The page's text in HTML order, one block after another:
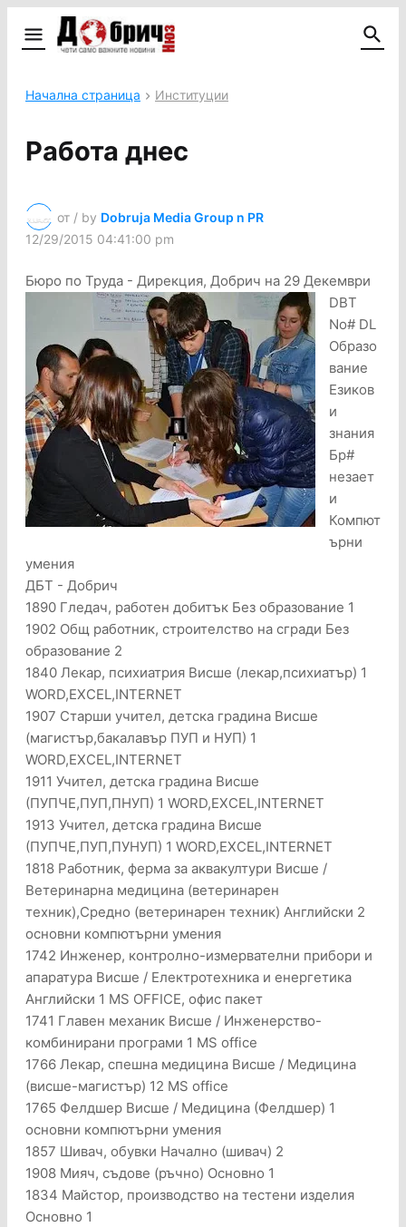
Начална страница Институции
Работа днес
от / by Dobruja Media Group n PR
12/29/2015 04:41:00 pm
Бюро по Труда - Дирекция, Добрич на 29 Декември
DBT
No# DL
Образо
вание
Езиков
и
знания
Бр#
незает
и
Компют
ърни
умения
ДБТ - Добрич
1890 Гледач, работен добитък Без образование 1
1902 Общ работник, строителство на сгради Без
образование 2
1840 Лекар, психиатрия Висше (лекар,психиатър) 1
WORD,EXCEL,INTERNET
1907 Старши учител, детска градина Висше
(магистър,бакалавър ПУП и НУП) 1
WORD,EXCEL,INTERNET
1911 Учител, детска градина Висше
(ПУПЧЕ,ПУП,ПНУП) 1 WORD,EXCEL,INTERNET
1913 Учител, детска градина Висше
(ПУПЧЕ,ПУП,ПУНУП) 1 WORD,EXCEL,INTERNET
1818 Работник, ферма за аквакултури Висше /
Ветеринарна медицина (ветеринарен
техник),Средно (ветеринарен техник) Английски 2
основни компютърни умения
1742 Инженер, контролно-измервателни прибори и
апаратура Висше / Електротехника и енергетика
Английски 1 MS OFFICE, офис пакет
1741 Главен механик Висше / Инженерство-
комбинирани програми 1 МS office
1766 Лекар, спешна медицина Висше / Медицина
(висше-магистър) 12 МS office
1765 Фелдшер Висше / Медицина (Фелдшер) 1
основни компютърни умения
1857 Шивач, обувки Начално (шивач) 2
1908 Мияч, съдове (ръчно) Основно 1
1834 Майстор, производство на тестени изделия
Основно 1